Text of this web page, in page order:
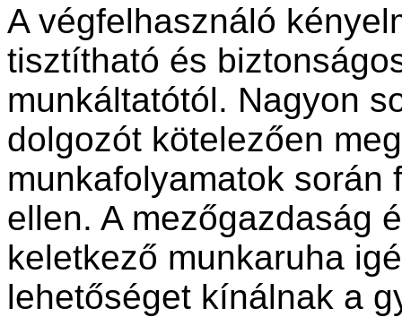
A végfelhasználó
tisztítható és
munkáltatótól. Nagyon
dolgozót kötelezően
munkafolyamatok során
ellen. A mezőgazdaság
keletkező munkaruha
lehetőséget kínálnak a